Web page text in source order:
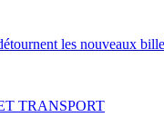
les nouveaux
TRANSPORT